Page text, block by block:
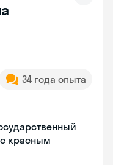
34 года опыта
с красным